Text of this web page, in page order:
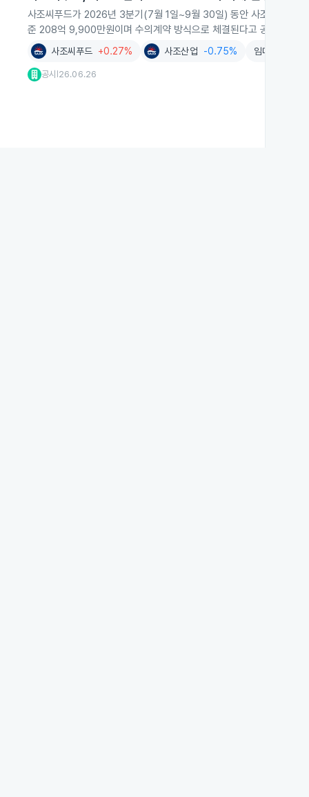
사조씨푸드가 2026년 3분기(7월 1일~9월 30일) 동안 사조산업과
준 208억 9,900만원이며 수의계약 방식으로 체결된다고 공시했습니
사조씨푸드 +0.27% 사조산업 -0.75% 임대업
공시 26.06.26